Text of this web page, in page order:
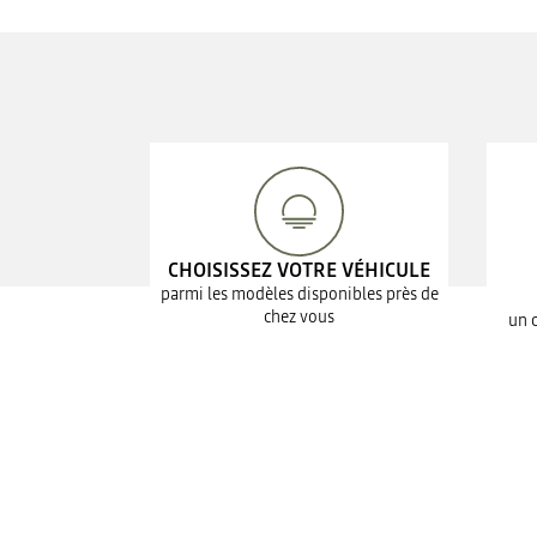
CHOISISSEZ VOTRE VÉHICULE
parmi les modèles disponibles près de
chez vous
un